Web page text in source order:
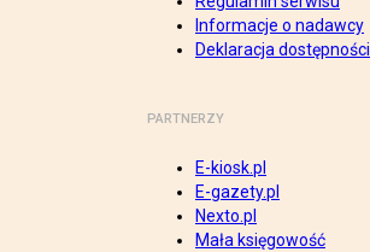
Informacje o nadawcy
Deklaracja dostępności
PARTNERZY
E-kiosk.pl
E-gazety.pl
Nexto.pl
Mała księgowość